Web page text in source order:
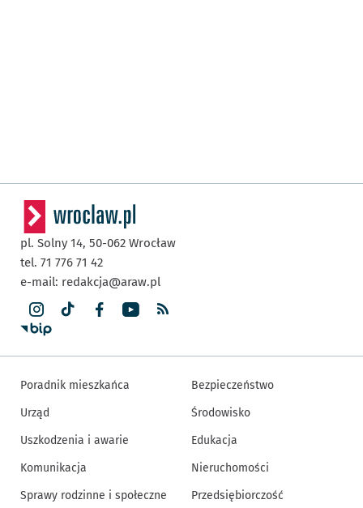
pl. Solny 14, 50-062 Wrocław
tel. 71 776 71 42
e-mail: redakcja@araw.pl
Poradnik mieszkańca
Urząd
Uszkodzenia i awarie
Komunikacja
Sprawy rodzinne i społeczne
Bezpieczeństwo
Środowisko
Edukacja
Nieruchomości
Przedsiębiorczość